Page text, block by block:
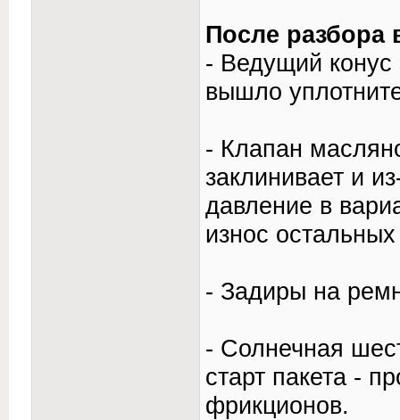
После
- Ведущий конус
вышло
- Клапан
заклинивает и
давление в
износ
- Задиры на
- Солнечная
старт пакета -
фрикционов.